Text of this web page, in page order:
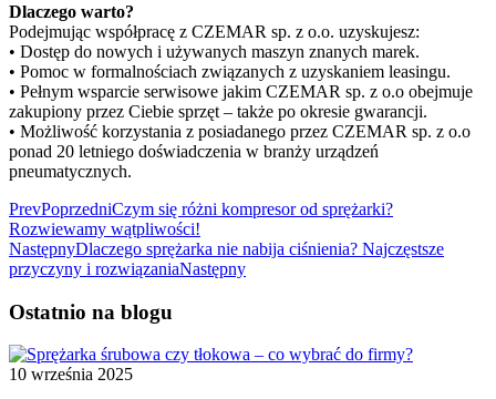
Dlaczego warto?
Podejmując współpracę z CZEMAR sp. z o.o. uzyskujesz:
• Dostęp do nowych i używanych maszyn znanych marek.
• Pomoc w formalnościach związanych z uzyskaniem leasingu.
• Pełnym wsparcie serwisowe jakim CZEMAR sp. z o.o obejmuje
zakupiony przez Ciebie sprzęt – także po okresie gwarancji.
• Możliwość korzystania z posiadanego przez CZEMAR sp. z o.o
ponad 20 letniego doświadczenia w branży urządzeń
pneumatycznych.
PrevPoprzedniCzym się różni kompresor od sprężarki?
Rozwiewamy wątpliwości!
NastępnyDlaczego sprężarka nie nabija ciśnienia? Najczęstsze
przyczyny i rozwiązaniaNastępny
Ostatnio na blogu
10 września 2025